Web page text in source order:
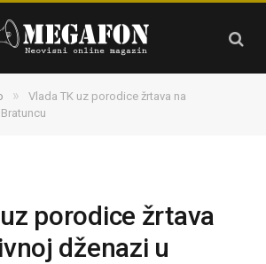
»
Vlada TK uz porodice žrtava na
porodice žrtava
dženazi u